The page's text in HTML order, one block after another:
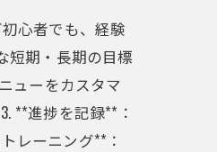
心者でも、経験
短期・長期の目標
ューをカスタマ
**進捗を記録**：
レーニング**：